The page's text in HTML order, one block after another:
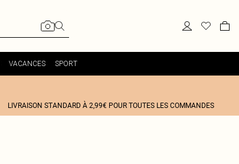
VACANCES SPORT
LIVRAISON STANDARD À 2,99€ POUR TOUTES LES COMMANDES